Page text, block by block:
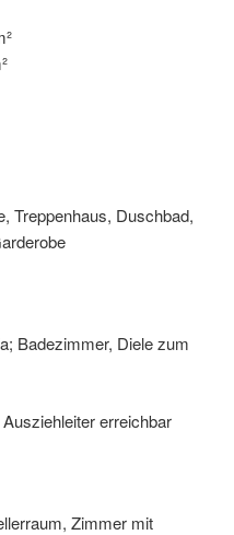
Treppenhaus, Duschbad,
Badezimmer, Diele zum
erreichbar
Zimmer mit